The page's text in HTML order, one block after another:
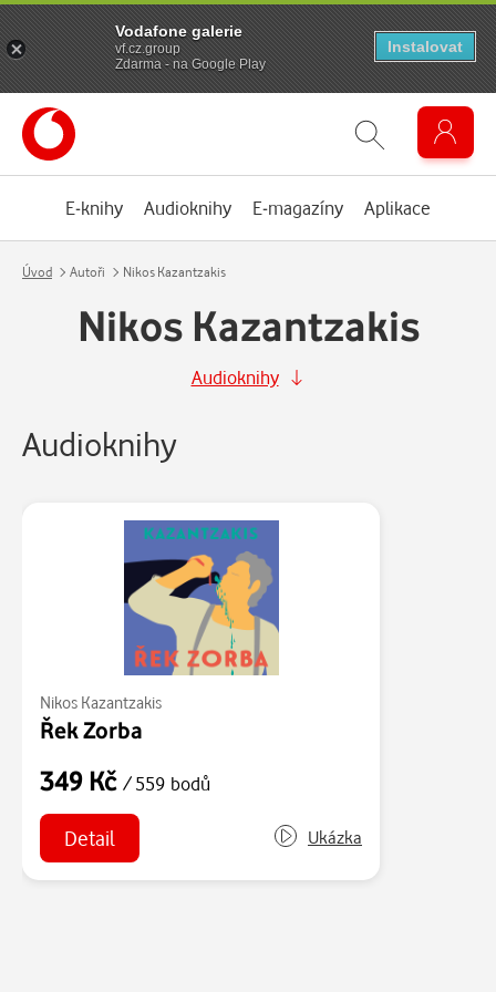
E-knihy Audioknihy E-magazíny Aplikace
Úvod Autoři Nikos Kazantzakis
Nikos Kazantzakis
Audioknihy
Audioknihy
Nikos Kazantzakis
Řek Zorba
349 Kč / 559 bodů
Detail Ukázka
Vodafone galerie
vf.cz.group
Zdarma - na Google Play
Instalovat